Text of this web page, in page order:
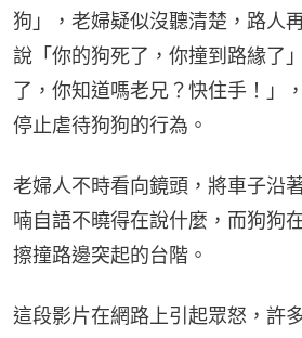
狗」，老婦疑似沒聽清楚，路人
說「你的狗死了，你撞到路緣了
了，你知道嗎老兄？快住手！」
停止虐待狗狗的行為。
老婦人不時看向鏡頭，將車子沿
喃自語不曉得在說什麼，而狗狗
擦撞路邊突起的台階。
這段影片在網路上引起眾怒，許